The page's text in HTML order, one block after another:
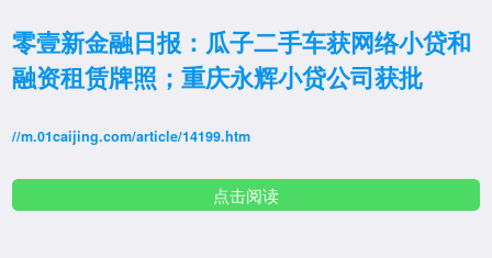
零壹新金融日报：瓜子二手车获网络小贷和
融资租赁牌照；重庆永辉小贷公司获批
//m.01caijing.com/article/14199.htm
点击阅读